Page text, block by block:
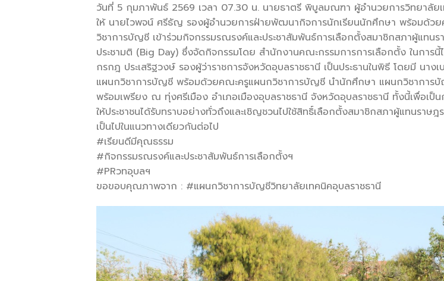
วันที่ 5 กุมภาพันธ์ 2569 เวลา 07.30 น. นายธาตรี พิบูลมณฑา ผู้อำนวยการวิทยาลัย
ให้ นายไวพจน์ ศรีธัญ รองผู้อำนวยการฝ่ายพัฒนากิจการนักเรียนนักศึกษา พร้อมด้ว
วิชาการบัญชี เข้าร่วมกิจกรรมรณรงค์และประชาสัมพันธ์การเลือกตั้งสมาชิกสภาผู้แทนร
ประชามติ (Big Day) ซึ่งจัดกิจกรรมโดย สำนักงานคณะกรรมการการเลือกตั้ง ในการ
กรกฎ ประเสริฐวงษ์ รองผู้ว่าราชการจังหวัดอุบลราชธานี เป็นประธานในพิธี โดยมี น
แผนกวิชาการบัญชี พร้อมด้วยคณะครูแผนกวิชาการบัญชี นำนักศึกษา แผนกวิชาการบั
พร้อมเพรียง ณ ทุ่งศรีเมือง อำเภอเมืองอุบลราชธานี จังหวัดอุบลราชธานี ทั้งนี้เพื่อเป็น
ให้ประชาชนได้รับทราบอย่างทั่วถึงและเชิญชวนไปใช้สิทธิ์เลือกตั้งสมาชิกสภาผู้แทนราษฎ
เป็นไปในแนวทางเดียวกันต่อไป
#เรียนดีมีคุณธรรม
#กิจกรรมรณรงค์และประชาสัมพันธ์การเลือกตั้งฯ
#PRวทอุบลฯ
ขอขอบคุณภาพจาก : #แผนกวิชาการบัญชีวิทยาลัยเทคนิคอุบลราชธานี